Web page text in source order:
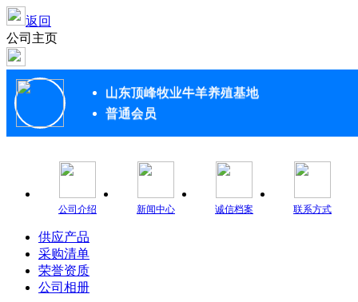
返回
公司主页
山东顶峰牧业牛羊养殖基地
普通会员
公司介绍 新闻中心 诚信档案 联系方式
供应产品
采购清单
荣誉资质
公司相册